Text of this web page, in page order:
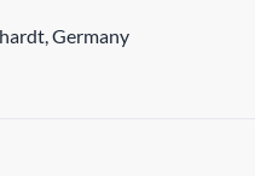
Germany